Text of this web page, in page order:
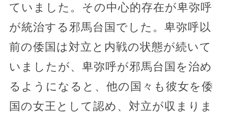
ていました。その中心的存在が卑弥呼
が統治する邪馬台国でした。卑弥呼以
前の倭国は対立と内戦の状態が続いて
いましたが、卑弥呼が邪馬台国を治め
るようになると、他の国々も彼女を倭
国の女王として認め、対立が収まりま